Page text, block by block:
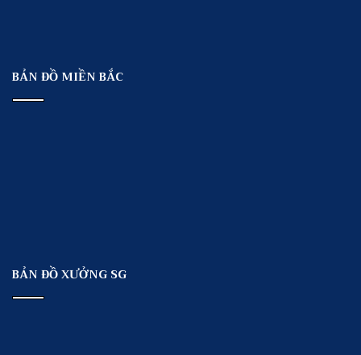
BẢN ĐỒ MIỀN BẮC
BẢN ĐỒ XƯỞNG SG